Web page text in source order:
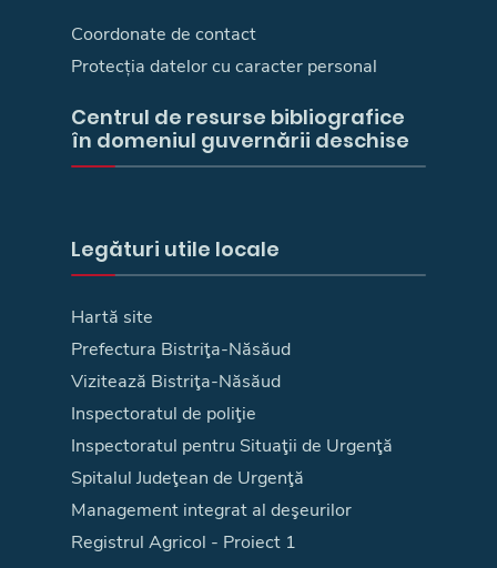
Coordonate de contact
Protecția datelor cu caracter personal
Centrul de resurse bibliografice
în domeniul guvernării deschise
Legături utile locale
Hartă site
Prefectura Bistriţa-Năsăud
Vizitează Bistriţa-Năsăud
Inspectoratul de poliţie
Inspectoratul pentru Situaţii de Urgenţă
Spitalul Judeţean de Urgenţă
Management integrat al deşeurilor
Registrul Agricol - Proiect 1